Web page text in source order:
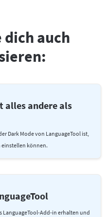
dich auch
alles andere als
Dark Mode von LanguageTool ist,
einstellen können.
LanguageTool-Add-in erhalten und